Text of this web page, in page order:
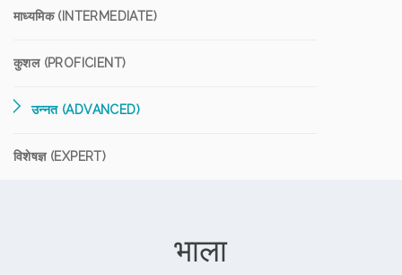
माध्यमिक (INTERMEDIATE)
कुशल (PROFICIENT)
उन्नत (ADVANCED)
विशेषज्ञ (EXPERT)
भाला